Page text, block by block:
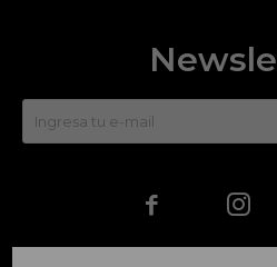
 